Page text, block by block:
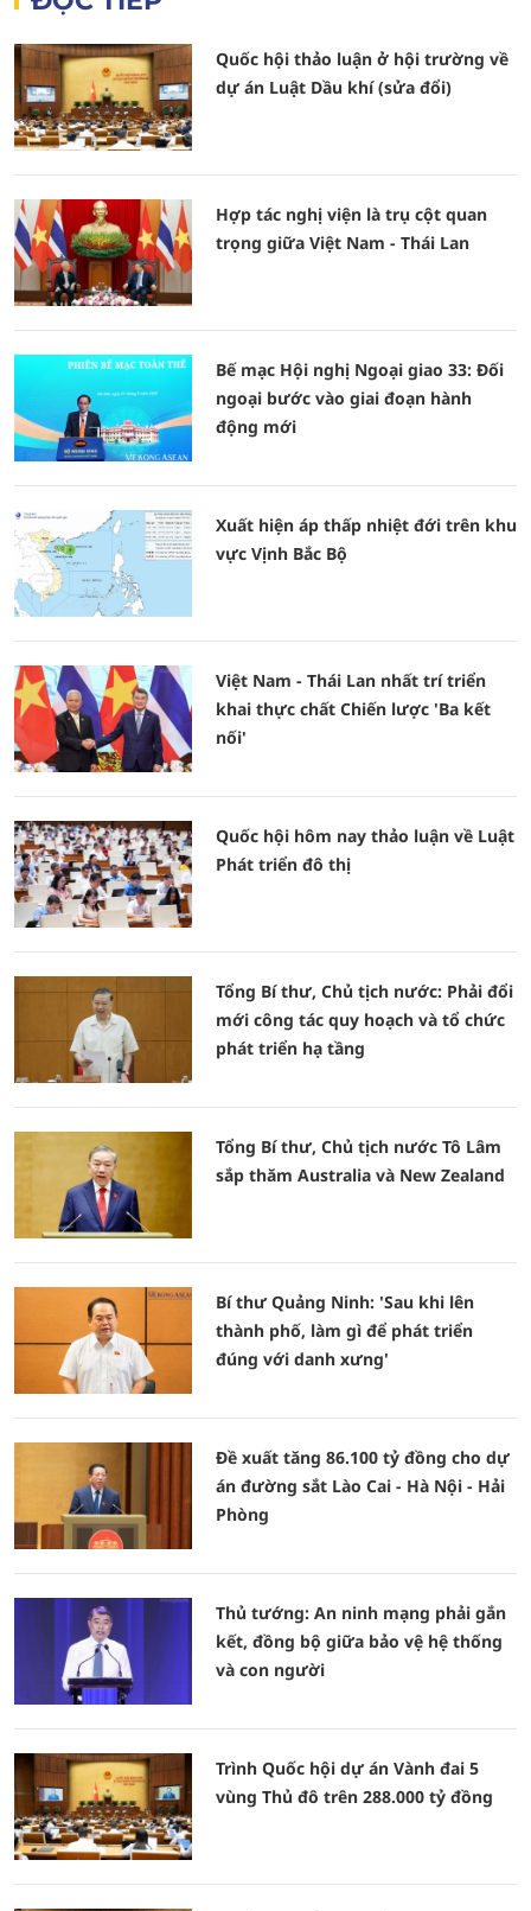
Quốc hội thảo luận ở hội trường về
dự án Luật Dầu khí (sửa đổi)
Hợp tác nghị viện là trụ cột quan
trọng giữa Việt Nam - Thái Lan
Bế mạc Hội nghị Ngoại giao 33: Đối
ngoại bước vào giai đoạn hành
động mới
Xuất hiện áp thấp nhiệt đới trên khu
vực Vịnh Bắc Bộ
Việt Nam - Thái Lan nhất trí triển
khai thực chất Chiến lược 'Ba kết
nối'
Quốc hội hôm nay thảo luận về Luật
Phát triển đô thị
Tổng Bí thư, Chủ tịch nước: Phải đổi
mới công tác quy hoạch và tổ chức
phát triển hạ tầng
Tổng Bí thư, Chủ tịch nước Tô Lâm
sắp thăm Australia và New Zealand
Bí thư Quảng Ninh: 'Sau khi lên
thành phố, làm gì để phát triển
đúng với danh xưng'
Đề xuất tăng 86.100 tỷ đồng cho dự
án đường sắt Lào Cai - Hà Nội - Hải
Phòng
Thủ tướng: An ninh mạng phải gắn
kết, đồng bộ giữa bảo vệ hệ thống
và con người
Trình Quốc hội dự án Vành đai 5
vùng Thủ đô trên 288.000 tỷ đồng